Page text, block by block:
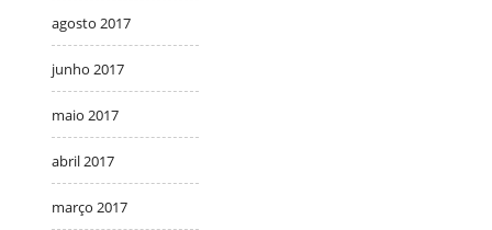
agosto 2017
junho 2017
maio 2017
abril 2017
março 2017